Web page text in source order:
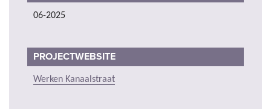
06-2025
PROJECTWEBSITE
Werken Kanaalstraat